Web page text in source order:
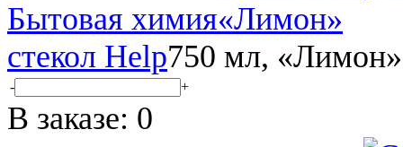
Бытовая химия
стекол Help750 мл, «Лимон»
- +
В заказе: 0